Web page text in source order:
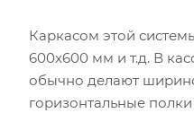
Каркасом этой
600х600 мм и т.д. В
обычно делают
горизонтальные